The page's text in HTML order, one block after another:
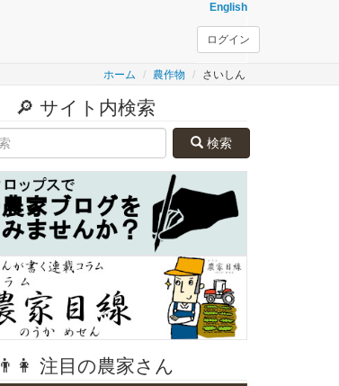
English
ログイン
ホーム 農作物 さいしん
🔎 サイト内検索
検索
👨👩 注目の農家さん